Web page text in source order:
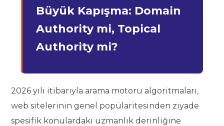
Büyük Kapışma: Domain
Authority mi, Topical
Authority mi?
2026 yılı itibarıyla arama motoru algoritmaları,
web sitelerinin genel popülaritesinden ziyade
spesifik konulardaki uzmanlık derinliğine